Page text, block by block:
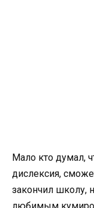
Мало кто думал,
дислексия,
закончил школу,